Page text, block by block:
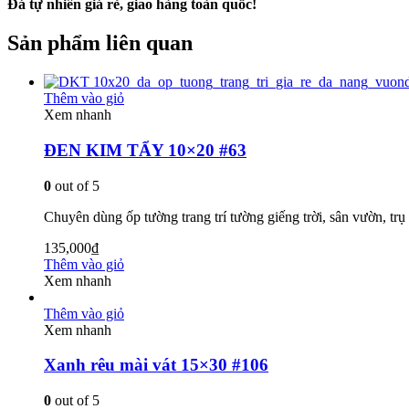
Đá tự nhiên giá rẻ, giao hàng toàn quốc!
Sản phẩm liên quan
Thêm vào giỏ
Xem nhanh
ĐEN KIM TẨY 10×20 #63
0 out of 5
Chuyên dùng ốp tường trang trí tường giếng trời, sân vườn,
135,000₫
Thêm vào giỏ
Xem nhanh
Thêm vào giỏ
Xem nhanh
Xanh rêu mài vát 15×30 #106
0 out of 5